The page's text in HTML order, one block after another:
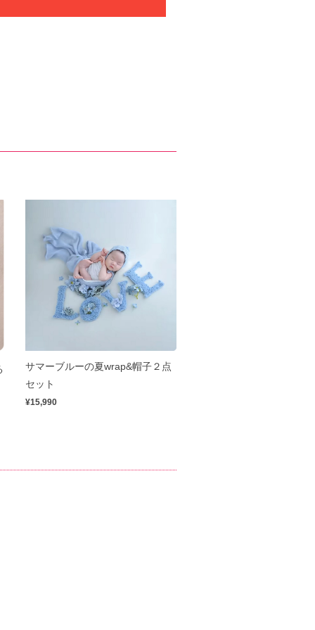
サマーブルーの夏wrap&帽子２点
セット
¥15,990